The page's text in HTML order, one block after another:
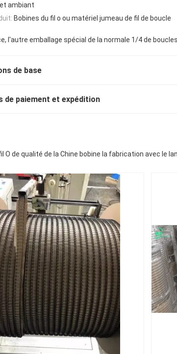
ambiant
Bobines du fil o ou matériel jumeau de fil de boucle
l'autre emballage spécial de la normale 1/4 de boucles
de base
de paiement et expédition
O de qualité de la Chine bobine la fabrication avec